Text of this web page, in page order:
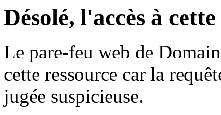
Désolé, l'accès à
Le pare-feu web de
cette ressource car la
jugée suspicieuse.